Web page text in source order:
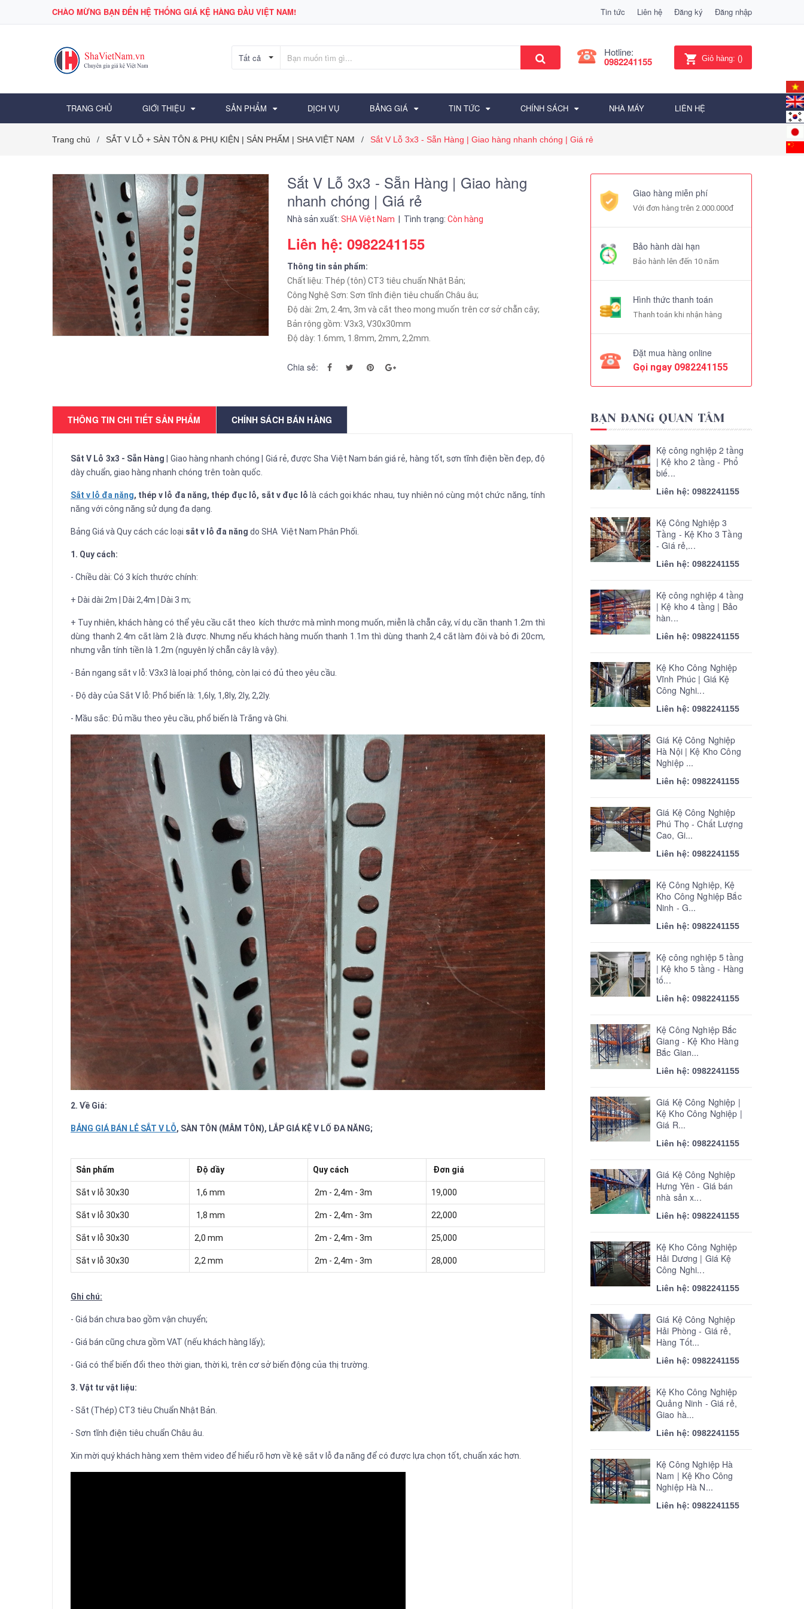
CHÀO MỪNG BẠN ĐẾN HỆ THỐNG GIÁ KỆ HÀNG ĐẦU VIỆT NAM! Tin tức Liên hệ Đăng ký Đăng nhập
Tất cả Hotline:
0982241155 Giỏ hàng: ()
TRANG CHỦ GIỚI THIỆU SẢN PHẨM DỊCH VỤ BẢNG GIÁ TIN TỨC CHÍNH SÁCH NHÀ MÁY LIÊN HỆ
Trang chủ / SẮT V LỖ + SÀN TÔN & PHỤ KIỆN | SẢN PHẨM | SHA VIỆT NAM / Sắt V Lỗ 3x3 - Sẵn Hàng | Giao hàng nhanh chóng | Giá rẻ
Sắt V Lỗ 3x3 - Sẵn Hàng | Giao hàng
nhanh chóng | Giá rẻ
Nhà sản xuất: SHA Việt Nam | Tình trạng: Còn hàng
Liên hệ: 0982241155
Thông tin sản phẩm:
Chất liệu: Thép (tôn) CT3 tiêu chuẩn Nhật Bản;
Công Nghệ Sơn: Sơn tĩnh điện tiêu chuẩn Châu âu;
Độ dài: 2m, 2.4m, 3m và cắt theo mong muốn trên cơ sở chẵn cây;
Bản rộng gồm: V3x3, V30x30mm
Độ dày: 1.6mm, 1.8mm, 2mm, 2,2mm.
Chia sẻ:
THÔNG TIN CHI TIẾT SẢN PHẨM CHÍNH SÁCH BÁN HÀNG
Sắt V Lỗ 3x3 - Sẵn Hàng | Giao hàng nhanh chóng | Giá rẻ, được Sha Việt Nam bán giá rẻ, hàng tốt, sơn tĩnh điện bền đẹp, độ
dày chuẩn, giao hàng nhanh chóng trên toàn quốc.
Sắt v lỗ đa năng, thép v lỗ đa năng, thép đục lỗ, sắt v đục lỗlà cách gọi khác nhau, tuy nhiên nó cùng một chức năng, tính
năng với công năng sử dụng đa dạng.
Bảng Giá và Quy cách các loại sắt v lỗ đa năng do SHA Việt Nam Phân Phối.
1. Quy cách:
- Chiều dài: Có 3 kích thước chính:
+ Dài dài 2m | Dài 2,4m | Dài 3 m;
+ Tuy nhiên, khách hàng có thể yêu cầu cắt theo kích thước mà mình mong muốn, miễn là chẵn cây, ví dụ cần thanh 1.2m thì
dùng thanh 2.4m cắt làm 2 là được. Nhưng nếu khách hàng muốn thanh 1.1m thì dùng thanh 2,4 cắt làm đôi và bỏ đi 20cm,
nhưng vẫn tính tiền là 1.2m (nguyên lý chẵn cây là vậy).
- Bản ngang sắt v lỗ: V3x3 là loại phổ thông, còn lại có đủ theo yêu cầu.
- Độ dày của Sắt V lỗ: Phổ biến là: 1,6ly, 1,8ly, 2ly, 2,2ly.
- Mầu sắc: Đủ mầu theo yêu cầu, phổ biến là Trắng và Ghi.
2. Về Giá:
BẢNG GIÁ BÁN LẺ SẮT V LỖ, SÀN TÔN (MÂM TÔN), LẮP GIÁ KỆ V LỐ ĐA NĂNG;
Sản phẩm Độ dầy Quy cách Đơn giá
Sắt v lỗ 30x30 1,6 mm 2m - 2,4m - 3m 19,000
Sắt v lỗ 30x30 1,8 mm 2m - 2,4m - 3m 22,000
Sắt v lỗ 30x30 2,0 mm 2m - 2,4m - 3m 25,000
Sắt v lỗ 30x30 2,2 mm 2m - 2,4m - 3m 28,000
Ghi chú:
- Giá bán chưa bao gồm vận chuyển;
- Giá bán cũng chưa gồm VAT (nếu khách hàng lấy);
- Giá có thể biến đổi theo thời gian, thời kì, trên cơ sở biến động của thị trường.
3. Vật tư vật liệu:
- Sắt (Thép) CT3 tiêu Chuẩn Nhật Bản.
- Sơn tĩnh điện tiêu chuẩn Châu âu.
Xin mời quý khách hàng xem thêm video để hiểu rõ hơn về kệ sắt v lỗ đa năng để có được lựa chọn tốt, chuẩn xác hơn.
Giao hàng miễn phí
Với đơn hàng trên 2.000.000đ
Bảo hành dài hạn
Bảo hành lên đến 10 năm
Hình thức thanh toán
Thanh toán khi nhận hàng
Đặt mua hàng online
Gọi ngay 0982241155
BẠN ĐANG QUAN TÂM
Kệ công nghiệp 2 tầng
| Kệ kho 2 tầng - Phổ
biế...
Liên hệ: 0982241155
Kệ Công Nghiệp 3
Tầng - Kệ Kho 3 Tầng
- Giá rẻ,...
Liên hệ: 0982241155
Kệ công nghiệp 4 tầng
| Kệ kho 4 tầng | Bảo
hàn...
Liên hệ: 0982241155
Kệ Kho Công Nghiệp
Vĩnh Phúc | Giá Kệ
Công Nghi...
Liên hệ: 0982241155
Giá Kệ Công Nghiệp
Hà Nội | Kệ Kho Công
Nghiệp ...
Liên hệ: 0982241155
Giá Kệ Công Nghiệp
Phú Thọ - Chất Lượng
Cao, Gi...
Liên hệ: 0982241155
Kệ Công Nghiệp, Kệ
Kho Công Nghiệp Bắc
Ninh - G...
Liên hệ: 0982241155
Kệ công nghiệp 5 tầng
| Kệ kho 5 tầng - Hàng
tố...
Liên hệ: 0982241155
Kệ Công Nghiệp Bắc
Giang - Kệ Kho Hàng
Bắc Gian...
Liên hệ: 0982241155
Giá Kệ Công Nghiệp |
Kệ Kho Công Nghiệp |
Giá R...
Liên hệ: 0982241155
Giá Kệ Công Nghiệp
Hưng Yên - Giá bán
nhà sản x...
Liên hệ: 0982241155
Kệ Kho Công Nghiệp
Hải Dương | Giá Kệ
Công Nghi...
Liên hệ: 0982241155
Giá Kệ Công Nghiệp
Hải Phòng - Giá rẻ,
Hàng Tốt...
Liên hệ: 0982241155
Kệ Kho Công Nghiệp
Quảng Ninh - Giá rẻ,
Giao hà...
Liên hệ: 0982241155
Kệ Công Nghiệp Hà
Nam | Kệ Kho Công
Nghiệp Hà N...
Liên hệ: 0982241155